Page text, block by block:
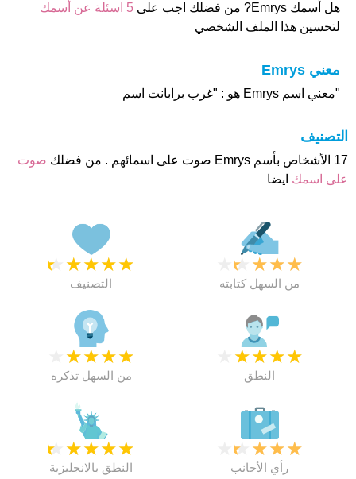
هل أسمك Emrys? من فضلك اجب على
5 اسئلة عن أسمك
لتحسين هذا الملف الشخصي
معني Emrys
"معني اسم Emrys هو : "غرب برابانت اسم
التصنيف
17 الأشخاص بأسم Emrys صوت على اسمائهم . من فضلك
صوت
على اسمك ايضا
★
★
★
★
★
التصنيف
★
★
★
★
من السهل كتابته
★
★
★
★
من السهل تذكره
★
★
★
★
النطق
★
★
★
★
★
النطق بالانجليزية
★
★
★
★
رأي الأجانب